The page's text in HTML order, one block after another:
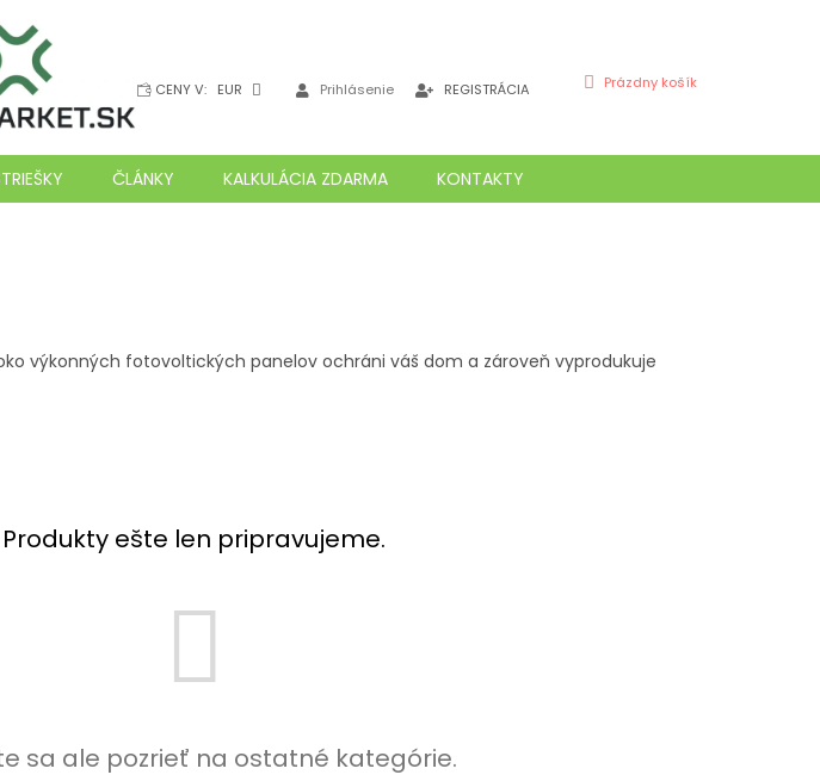
CENY V: EUR Prihlásenie REGISTRÁCIA
NÁKUPNÝ
Prázdny košík
ČLÁNKY KALKULÁCIA ZDARMA KONTAKTY
výkonných fotovoltických panelov ochráni váš dom a zároveň vyprodukuje
Produkty ešte len pripravujeme.
sa ale pozrieť na ostatné kategórie.